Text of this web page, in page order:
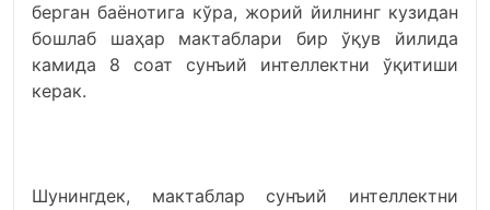
берган баёнотига кўра, жорий йилнинг кузидан
бошлаб шаҳар мактаблари бир ўқув йилида
камида 8 соат сунъий интеллектни ўқитиши
керак.
Шунингдек, мактаблар сунъий интеллектни